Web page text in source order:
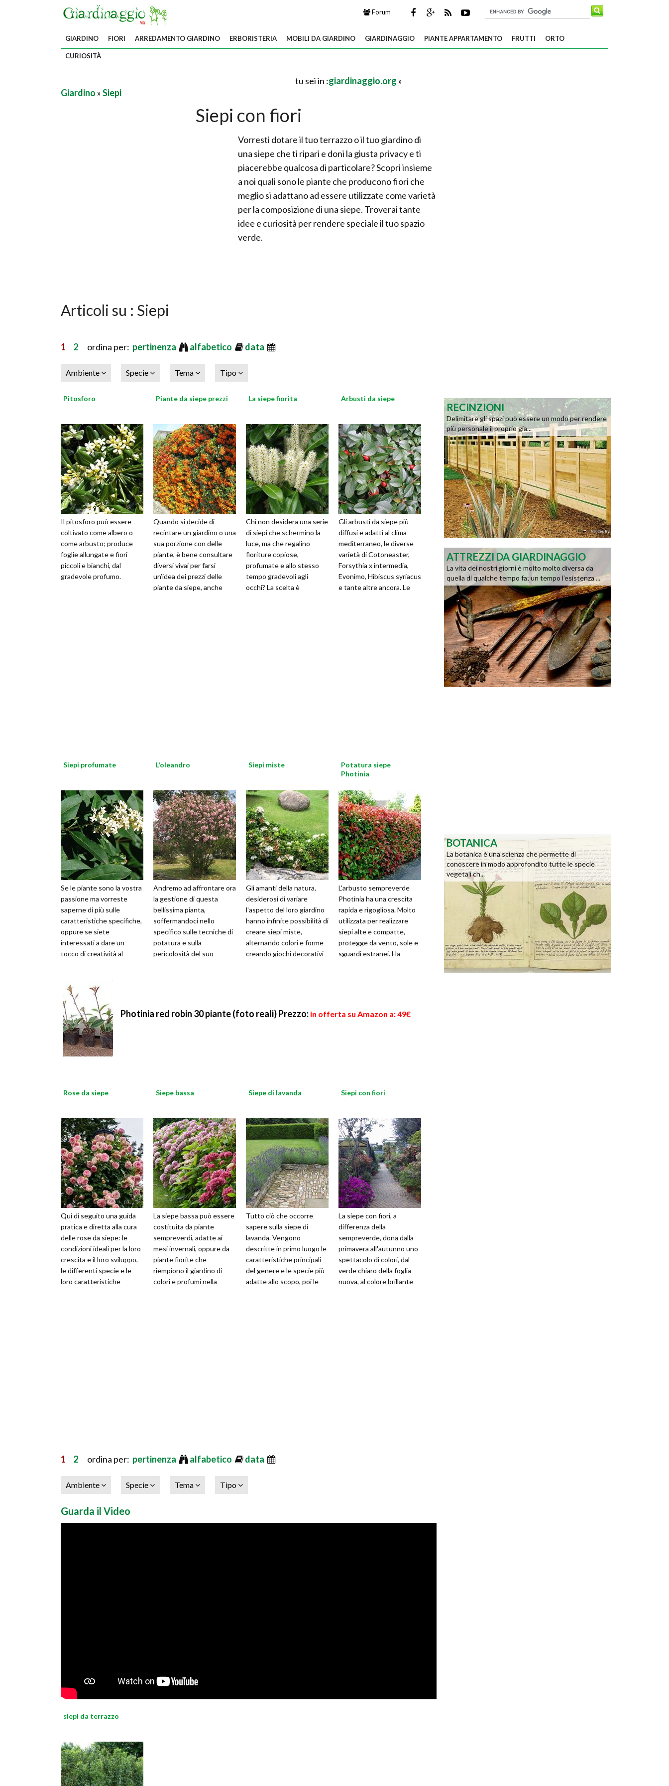
Forum
GIARDINO FIORI ARREDAMENTO GIARDINO ERBORISTERIA MOBILI DA GIARDINO GIARDINAGGIO PIANTE APPARTAMENTO FRUTTI ORTO
CURIOSITÀ
tu sei in :giardinaggio.org »
Giardino »Siepi
Siepi con fiori
Vorresti dotare il tuo terrazzo o il tuo giardino di
una siepe che ti ripari e doni la giusta privacy e ti
piacerebbe qualcosa di particolare? Scopri insieme
a noi quali sono le piante che producono fiori che
meglio si adattano ad essere utilizzate come varietà
per la composizione di una siepe. Troverai tante
idee e curiosità per rendere speciale il tuo spazio
verde.
Articoli su : Siepi
1 2 ordina per: pertinenza alfabetico data
Ambiente Specie Tema Tipo
Pitosforo
Il pitosforo può essere
coltivato come albero o
come arbusto; produce
foglie allungate e fiori
piccoli e bianchi, dal
gradevole profumo.
Piante da siepe prezzi
Quando si decide di
recintare un giardino o una
sua porzione con delle
piante, è bene consultare
diversi vivai per farsi
un’idea dei prezzi delle
piante da siepe, anche
La siepe fiorita
Chi non desidera una serie
di siepi che schermino la
luce, ma che regalino
fioriture copiose,
profumate e allo stesso
tempo gradevoli agli
occhi? La scelta è
Arbusti da siepe
Gli arbusti da siepe più
diffusi e adatti al clima
mediterraneo, le diverse
varietà di Cotoneaster,
Forsythia x intermedia,
Evonimo, Hibiscus syriacus
e tante altre ancora. Le
Siepi profumate
Se le piante sono la vostra
passione ma vorreste
saperne di più sulle
caratteristiche specifiche,
oppure se siete
interessati a dare un
tocco di creatività al
L'oleandro
Andremo ad affrontare ora
la gestione di questa
bellissima pianta,
soffermandoci nello
specifico sulle tecniche di
potatura e sulla
pericolosità del suo
Siepi miste
Gli amanti della natura,
desiderosi di variare
l'aspetto del loro giardino
hanno infinite possibilità di
creare siepi miste,
alternando colori e forme
creando giochi decorativi
Potatura siepe
Photinia
L'arbusto sempreverde
Photinia ha una crescita
rapida e rigogliosa. Molto
utilizzata per realizzare
siepi alte e compatte,
protegge da vento, sole e
sguardi estranei. Ha
Photinia red robin 30 piante (foto reali)Prezzo: in offerta su Amazon a: 49€
Rose da siepe
Qui di seguito una guida
pratica e diretta alla cura
delle rose da siepe: le
condizioni ideali per la loro
crescita e il loro sviluppo,
le differenti specie e le
loro caratteristiche
Siepe bassa
La siepe bassa può essere
costituita da piante
sempreverdi, adatte ai
mesi invernali, oppure da
piante fiorite che
riempiono il giardino di
colori e profumi nella
Siepe di lavanda
Tutto ciò che occorre
sapere sulla siepe di
lavanda. Vengono
descritte in primo luogo le
caratteristiche principali
del genere e le specie più
adatte allo scopo, poi le
Siepi con fiori
La siepe con fiori, a
differenza della
sempreverde, dona dalla
primavera all'autunno uno
spettacolo di colori, dal
verde chiaro della foglia
nuova, al colore brillante
1 2 ordina per: pertinenza alfabetico data
Ambiente Specie Tema Tipo
Guarda il Video
siepi da terrazzo
RECINZIONI
Delimitare gli spazi può essere un modo per rendere
più personale il proprio gia...
ATTREZZI DA GIARDINAGGIO
La vita dei nostri giorni è molto molto diversa da
quella di qualche tempo fa; un tempo l’esistenza ...
BOTANICA
La botanica è una scienza che permette di
conoscere in modo approfondito tutte le specie
vegetali ch...